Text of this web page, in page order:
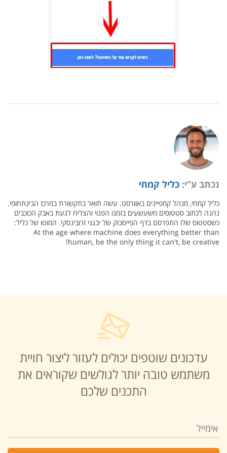
נכתב ע”י: כליל קמחי
כליל קמחי, מנהל קמפיינים באוורסט. עשה תואר בתקשורת במרכז הבינתחומי.
נהנה לכתוב סטטוסים משעשעים בזמנו הפנוי והצליח לגעת באבק הכוכבים
כשסטטוס שלו התפרסם בדף הפייסבוק של יבגני זרובינסקי. המוטו של כליל:
At the age where machine does everything better than
human, be the only thing it can't, be creative!
עדכונים שוטפים יכולים לעזור ליצור חויית
משתמש טובה יותר לגולשים שקוראים את
התכנים שלכם